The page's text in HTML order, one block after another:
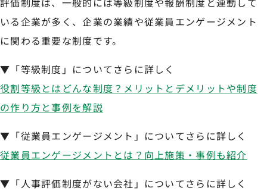
いる企業が多く、企業の業績や従業員エンゲージメント
に関わる重要な制度です。
▼「等級制度」についてさらに詳しく
役割等級とはどんな制度？メリットとデメリットや制度
の作り方と事例を解説
▼「従業員エンゲージメント」についてさらに詳しく
従業員エンゲージメントとは？向上施策・事例も紹介
▼「人事評価制度がない会社」についてさらに詳しく